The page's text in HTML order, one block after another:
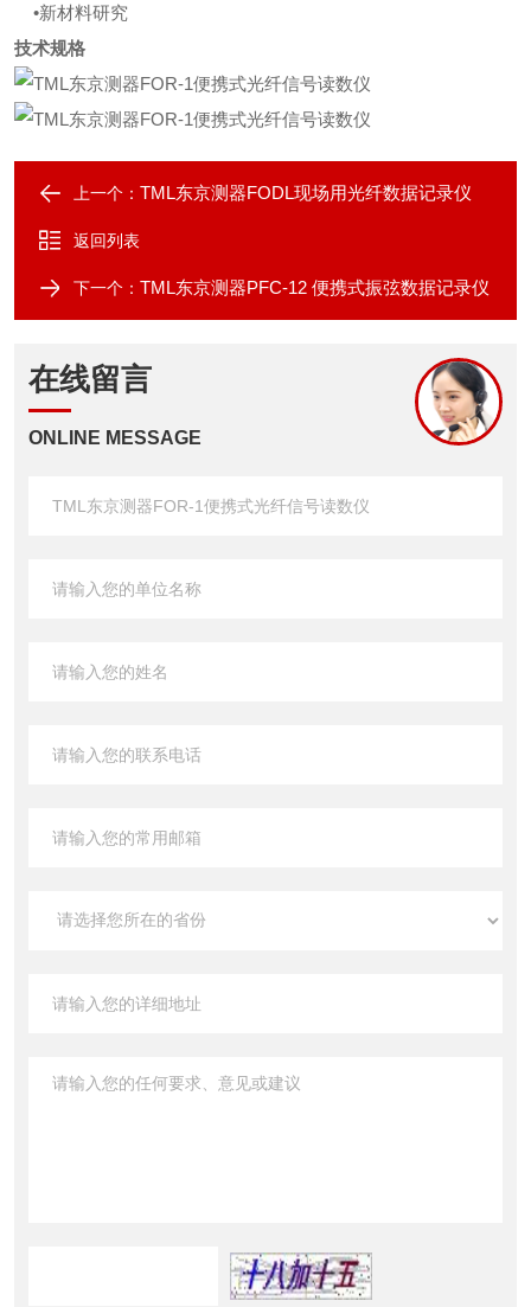
•新材料研究
技术规格
上一个： TML东京测器FODL现场用光纤数据记录仪
返回列表
下一个： TML东京测器PFC-12 便携式振弦数据记录仪
在线留言
ONLINE MESSAGE